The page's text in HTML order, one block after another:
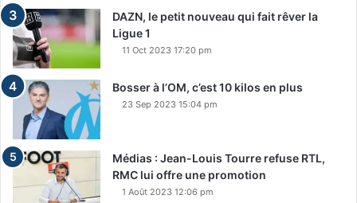
DAZN, le petit nouveau qui fait rêver la
Ligue 1
11 Oct 2023 17:20 pm
Bosser à l’OM, c’est 10 kilos en plus
23 Sep 2023 15:04 pm
Médias : Jean-Louis Tourre refuse RTL,
RMC lui offre une promotion
1 Août 2023 12:06 pm